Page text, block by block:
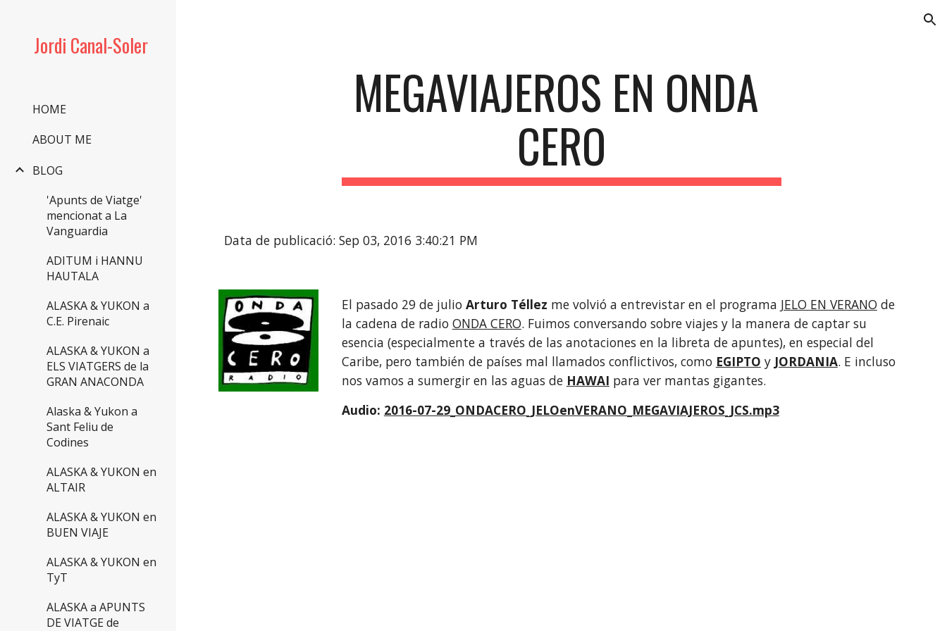
Jordi Canal-Soler
HOME
ABOUT ME
BLOG
'Apunts de Viatge'
mencionat a La
Vanguardia
ADITUM i HANNU
HAUTALA
ALASKA & YUKON a
C.E. Pirenaic
ALASKA & YUKON a
ELS VIATGERS de la
GRAN ANACONDA
Alaska & Yukon a
Sant Feliu de
Codines
ALASKA & YUKON en
ALTAIR
ALASKA & YUKON en
BUEN VIAJE
ALASKA & YUKON en
TyT
ALASKA a APUNTS
DE VIATGE de
MEGAVIAJEROS EN ONDA
CERO
Data de publicació: Sep 03, 2016 3:40:21 PM
El pasado 29 de julio Arturo Téllez me volvió a entrevistar en el programa JELO EN VERANO de
la cadena de radio ONDA CERO. Fuimos conversando sobre viajes y la manera de captar su
esencia (especialmente a través de las anotaciones en la libreta de apuntes), en especial del
Caribe, pero también de países mal llamados conflictivos, como EGIPTO y JORDANIA. E incluso
nos vamos a sumergir en las aguas de HAWAI para ver mantas gigantes.
Audio: 2016-07-29_ONDACERO_JELOenVERANO_MEGAVIAJEROS_JCS.mp3